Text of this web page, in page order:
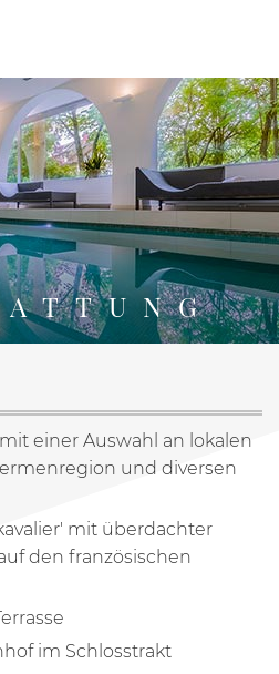
WEIKERSDORF
einer Auswahl an lokalen
und diversen
mit überdachter
den französischen
im Schlosstrakt